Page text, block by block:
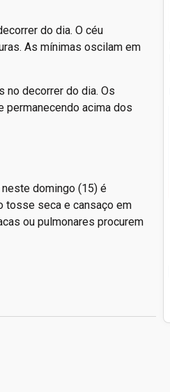
do dia. O céu
As mínimas oscilam em
no decorrer do dia. Os
permanecendo acima dos
neste domingo (15) é
tosse seca e cansaço em
ou pulmonares procurem